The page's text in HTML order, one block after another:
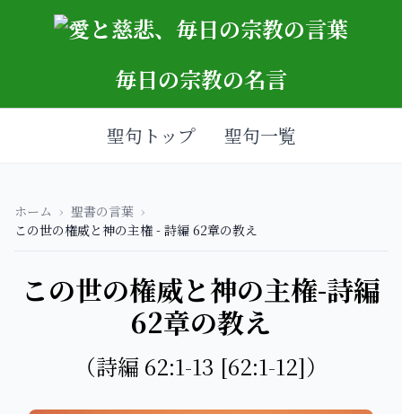
毎日の宗教の名言
聖句トップ 聖句一覧
ホーム › 聖書の言葉 ›
この世の権威と神の主権 - 詩編 62章の教え
この世の権威と神の主権-詩編
62章の教え
（詩編 62:1-13 [62:1-12]）